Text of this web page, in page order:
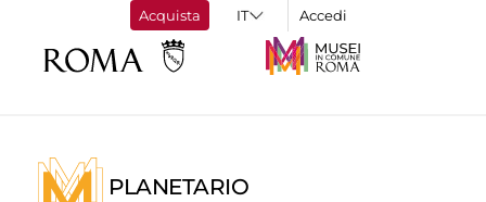
Acquista Accedi
PLANETARIO